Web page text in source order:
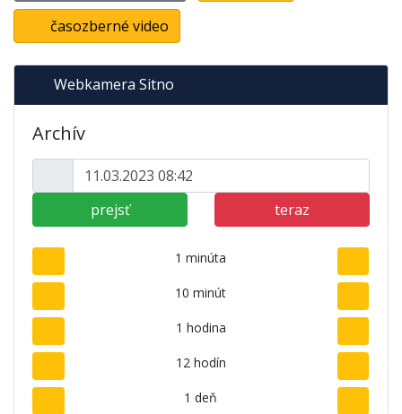
časozberné video
Webkamera Sitno
Archív
prejsť teraz
1 minúta
10 minút
1 hodina
12 hodín
1 deň